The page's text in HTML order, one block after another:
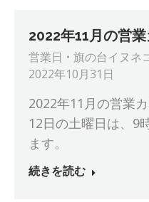
2022年11月の営業
営業日 旗の台イヌネ
2022年10月31日
2022年11月の営業
12日の土曜日は、9
ます。
続きを読む